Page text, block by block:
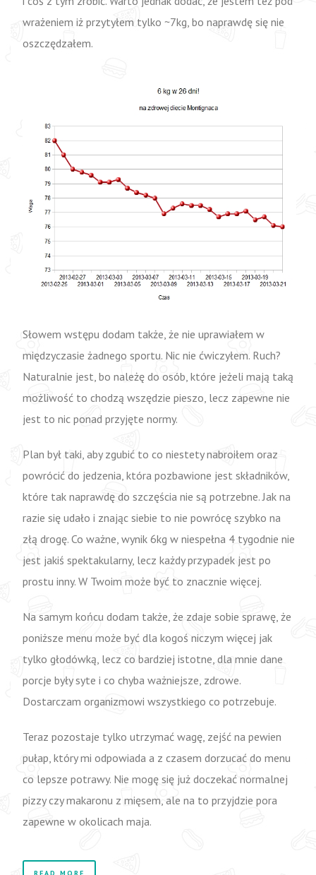
wrażeniem iż przytyłem tylko ~7kg, bo naprawdę się nie
oszczędzałem.
Słowem wstępu dodam także, że nie uprawiałem w
międzyczasie żadnego sportu. Nic nie ćwiczyłem. Ruch?
Naturalnie jest, bo należę do osób, które jeżeli mają taką
możliwość to chodzą wszędzie pieszo, lecz zapewne nie
jest to nic ponad przyjęte normy.
Plan był taki, aby zgubić to co niestety nabroiłem oraz
powrócić do jedzenia, która pozbawione jest składników,
które tak naprawdę do szczęścia nie są potrzebne. Jak na
razie się udało i znając siebie to nie powrócę szybko na
złą drogę. Co ważne, wynik 6kg w niespełna 4 tygodnie nie
jest jakiś spektakularny, lecz każdy przypadek jest po
prostu inny. W Twoim może być to znacznie więcej.
Na samym końcu dodam także, że zdaje sobie sprawę, że
poniższe menu może być dla kogoś niczym więcej jak
tylko głodówką, lecz co bardziej istotne, dla mnie dane
porcje były syte i co chyba ważniejsze, zdrowe.
Dostarczam organizmowi wszystkiego co potrzebuje.
Teraz pozostaje tylko utrzymać wagę, zejść na pewien
pułap, który mi odpowiada a z czasem dorzucać do menu
co lepsze potrawy. Nie mogę się już doczekać normalnej
pizzy czy makaronu z mięsem, ale na to przyjdzie pora
zapewne w okolicach maja.